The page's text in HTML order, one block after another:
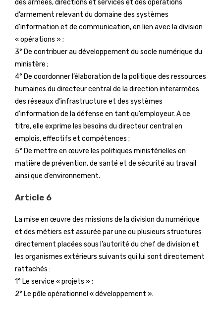
des armées, directions et services et des opérations
d’armement relevant du domaine des systèmes
d’information et de communication, en lien avec la division
« opérations » ;
3° De contribuer au développement du socle numérique du
ministère ;
4° De coordonner l’élaboration de la politique des ressources
humaines du directeur central de la direction interarmées
des réseaux d’infrastructure et des systèmes
d’information de la défense en tant qu’employeur. A ce
titre, elle exprime les besoins du directeur central en
emplois, effectifs et compétences ;
5° De mettre en œuvre les politiques ministérielles en
matière de prévention, de santé et de sécurité au travail
ainsi que d’environnement.
Article 6
La mise en œuvre des missions de la division du numérique
et des métiers est assurée par une ou plusieurs structures
directement placées sous l’autorité du chef de division et
les organismes extérieurs suivants qui lui sont directement
rattachés :
1° Le service « projets » ;
2° Le pôle opérationnel « développement ».